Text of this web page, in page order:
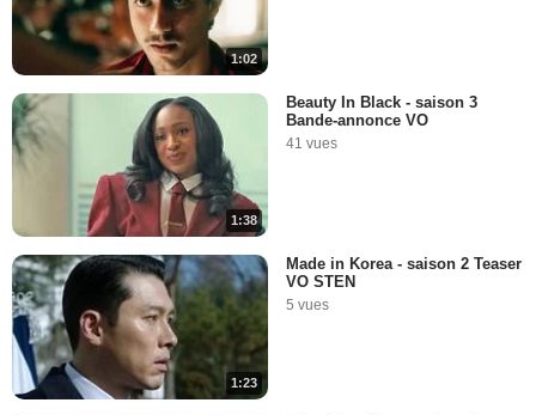
1:02
1:38
Beauty In Black - saison 3
Bande-annonce VO
41 vues
1:23
Made in Korea - saison 2 Teaser
VO STEN
5 vues